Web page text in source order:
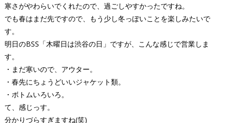
寒さがやわらいでくれたので、過ごしやすかったですね。
でも春はまだ先ですので、もう少し冬っぽいことを楽しみたいで
す。
明日のBSS「木曜日は渋谷の日」ですが、こんな感じで営業しま
す。
・まだ寒いので、アウター。
・春先にちょうどいいジャケット類。
・ボトムいろいろ。
て、感じっす。
分かりづらすぎますね(笑)